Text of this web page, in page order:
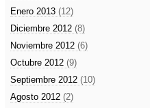
Enero 2013 (12)
Diciembre 2012 (8)
Noviembre 2012 (6)
Octubre 2012 (9)
Septiembre 2012 (10)
Agosto 2012 (2)